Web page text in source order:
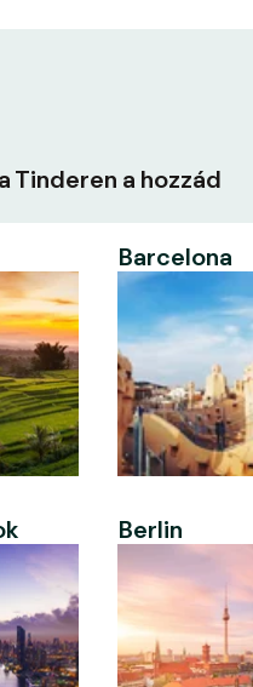
Tinderen a hozzád
Barcelona
Berlin